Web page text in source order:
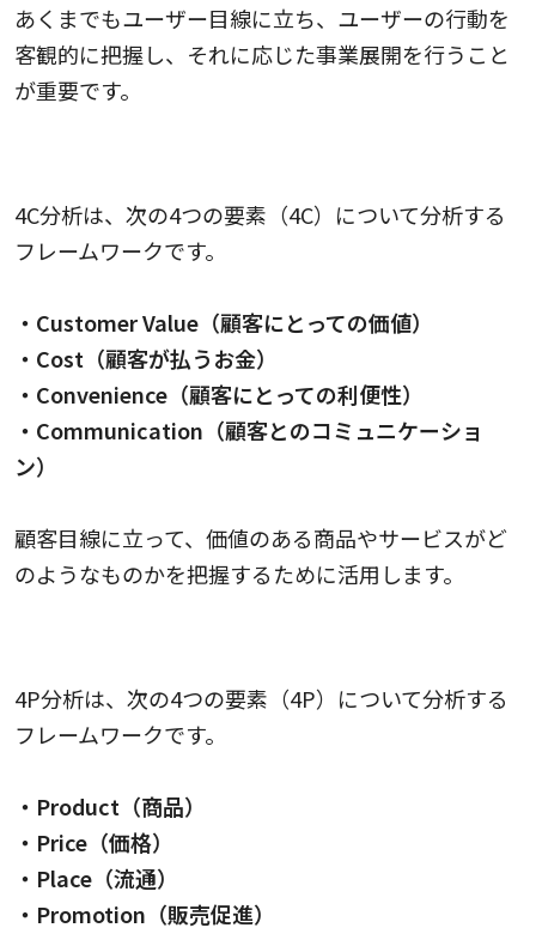
あくまでもユーザー目線に立ち、ユーザーの行動を
客観的に把握し、それに応じた事業展開を行うこと
が重要です。
4C分析は、次の4つの要素（4C）について分析する
フレームワークです。
・Customer Value（顧客にとっての価値）
・Cost（顧客が払うお金）
・Convenience（顧客にとっての利便性）
・Communication（顧客とのコミュニケーショ
ン）
顧客目線に立って、価値のある商品やサービスがど
のようなものかを把握するために活用します。
4P分析は、次の4つの要素（4P）について分析する
フレームワークです。
・Product（商品）
・Price（価格）
・Place（流通）
・Promotion（販売促進）